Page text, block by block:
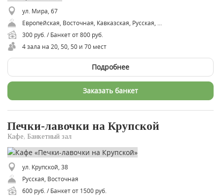
ул. Мира, 67
300 руб. / Банкет от 800 руб.
4 зала на 20, 50, 50 и 70 мест
Подробнее
Заказать банкет
Печки-лавочки на Крупской
Кафе, Банкетный зал
ул. Крупской, 38
Русская, Восточная
600 руб. / Банкет от 1500 руб.